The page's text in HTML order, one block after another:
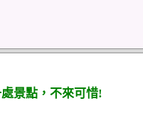
景點，不來可惜!